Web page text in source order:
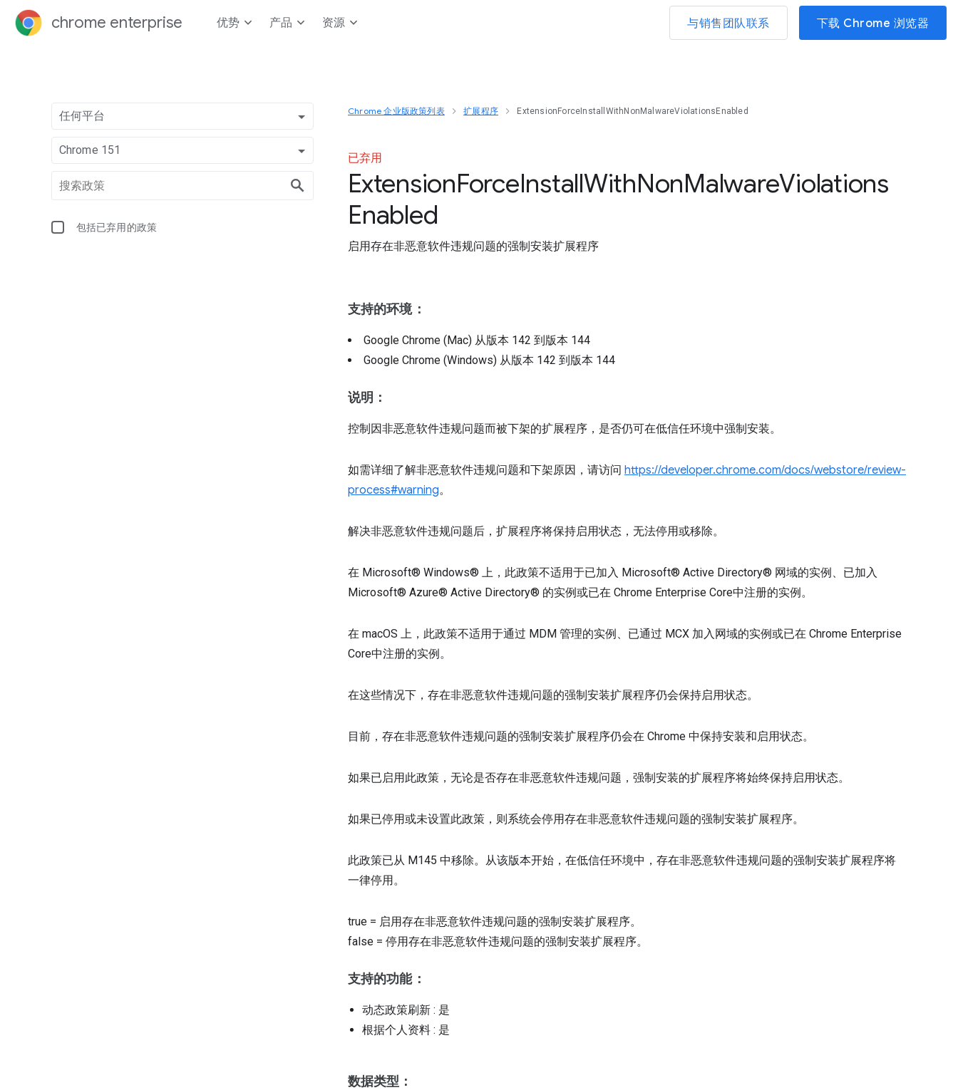
chrome enterprise 优势 产品 资源 与销售团队联系 下载 Chrome 浏览器
任何平台
Chrome 151
包括已弃用的政策
Chrome 企业版政策列表 扩展程序 ExtensionForceInstallWithNonMalwareViolationsEnabled
已弃用
ExtensionForceInstallWithNonMalwareViolations
Enabled
启用存在非恶意软件违规问题的强制安装扩展程序
支持的环境：
Google Chrome (Mac) 从版本 142 到版本 144
Google Chrome (Windows) 从版本 142 到版本 144
说明：
控制因非恶意软件违规问题而被下架的扩展程序，是否仍可在低信任环境中强制安装。
如需详细了解非恶意软件违规问题和下架原因，请访问 https://developer.chrome.com/docs/webstore/review-
process#warning。
解决非恶意软件违规问题后，扩展程序将保持启用状态，无法停用或移除。
在 Microsoft® Windows® 上，此政策不适用于已加入 Microsoft® Active Directory® 网域的实例、已加入
Microsoft® Azure® Active Directory® 的实例或已在 Chrome Enterprise Core中注册的实例。
在 macOS 上，此政策不适用于通过 MDM 管理的实例、已通过 MCX 加入网域的实例或已在 Chrome Enterprise
Core中注册的实例。
在这些情况下，存在非恶意软件违规问题的强制安装扩展程序仍会保持启用状态。
目前，存在非恶意软件违规问题的强制安装扩展程序仍会在 Chrome 中保持安装和启用状态。
如果已启用此政策，无论是否存在非恶意软件违规问题，强制安装的扩展程序将始终保持启用状态。
如果已停用或未设置此政策，则系统会停用存在非恶意软件违规问题的强制安装扩展程序。
此政策已从 M145 中移除。从该版本开始，在低信任环境中，存在非恶意软件违规问题的强制安装扩展程序将
一律停用。
true = 启用存在非恶意软件违规问题的强制安装扩展程序。
false = 停用存在非恶意软件违规问题的强制安装扩展程序。
支持的功能：
动态政策刷新 : 是
根据个人资料 : 是
数据类型：